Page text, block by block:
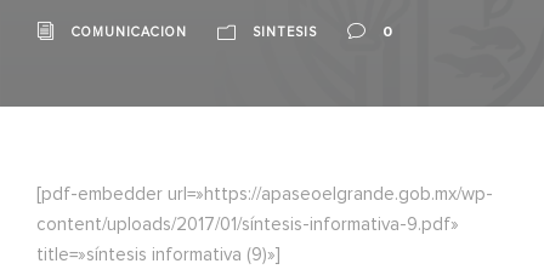
COMUNICACION SINTESIS 0
[pdf-embedder url=»https://apaseoelgrande.gob.mx/wp-
content/uploads/2017/01/síntesis-informativa-9.pdf»
title=»síntesis informativa (9)»]